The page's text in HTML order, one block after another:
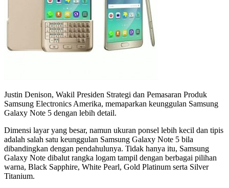
Justin Denison, Wakil Presiden Strategi dan Pemasaran Produk
Samsung Electronics Amerika, memaparkan keunggulan Samsung
Galaxy Note 5 dengan lebih detail.
Dimensi layar yang besar, namun ukuran ponsel lebih kecil dan tipis
adalah salah satu keunggulan Samsung Galaxy Note 5 bila
dibandingkan dengan pendahulunya. Tidak hanya itu, Samsung
Galaxy Note dibalut rangka logam tampil dengan berbagai pilihan
warna, Black Sapphire, White Pearl, Gold Platinum serta Silver
Titanium.